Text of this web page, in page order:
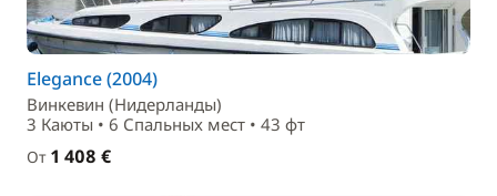
Elegance (2004)
Винкевин (Нидерланды)
3 Каюты • 6 Спальныx мест • 43 фт
От 1 408 €